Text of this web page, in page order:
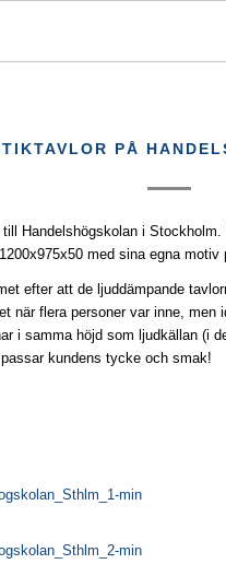
PÅ
till Handelshögskolan i
med sina egna motiv
efter att de ljuddämpande
när flera personer var inne, men
i samma höjd som ljudkällan (i
kundens tycke och smak!